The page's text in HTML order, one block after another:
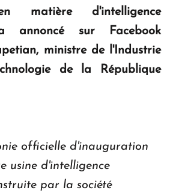
Hyatt Regency d'Arménie
à Dilijan
matière d'intelligence
annoncé sur Facebook
ministre de l'Industrie
de la République
officielle d'inauguration
usine d'intelligence
par la société